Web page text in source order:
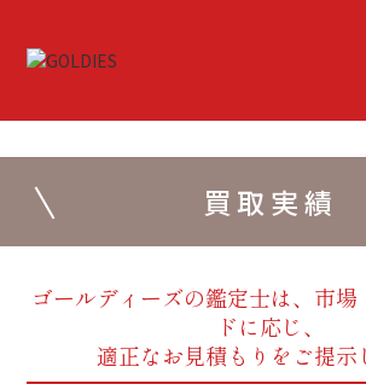
買取実績
ゴールディーズの鑑定士は、市場
ドに応じ、
適正なお見積もりをご提示